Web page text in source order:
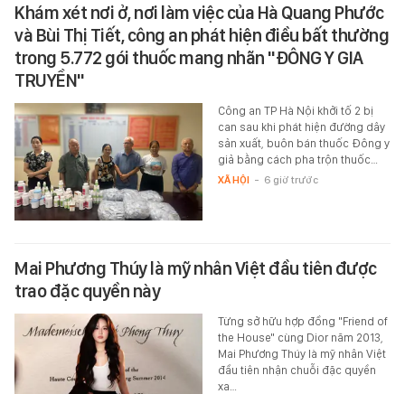
Khám xét nơi ở, nơi làm việc của Hà Quang Phước
và Bùi Thị Tiết, công an phát hiện điều bất thường
trong 5.772 gói thuốc mang nhãn "ĐÔNG Y GIA
TRUYỀN"
Công an TP Hà Nội khởi tố 2 bị
can sau khi phát hiện đường dây
sản xuất, buôn bán thuốc Đông y
giả bằng cách pha trộn thuốc…
XÃ HỘI - 6 giờ trước
Mai Phương Thúy là mỹ nhân Việt đầu tiên được
trao đặc quyền này
Từng sở hữu hợp đồng "Friend of
the House" cùng Dior năm 2013,
Mai Phương Thúy là mỹ nhân Việt
đầu tiên nhận chuỗi đặc quyền
xa…